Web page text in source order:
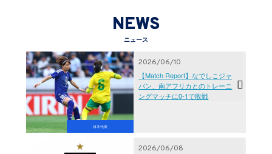
NEWS
ニュース
日本代表
2026/06/10
【Match Report】なでしこジャ
パン、南アフリカとのトレーニ
ングマッチに0-1で敗戦
2026/06/08